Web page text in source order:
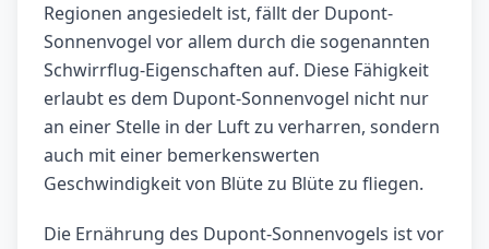
Regionen angesiedelt ist, fällt der Dupont-
Sonnenvogel vor allem durch die sogenannten
Schwirrflug-Eigenschaften auf. Diese Fähigkeit
erlaubt es dem Dupont-Sonnenvogel nicht nur
an einer Stelle in der Luft zu verharren, sondern
auch mit einer bemerkenswerten
Geschwindigkeit von Blüte zu Blüte zu fliegen.
Die Ernährung des Dupont-Sonnenvogels ist vor